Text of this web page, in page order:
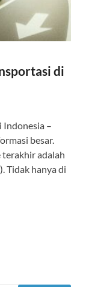
di
Indonesia –
besar.
terakhir adalah
Tidak hanya di